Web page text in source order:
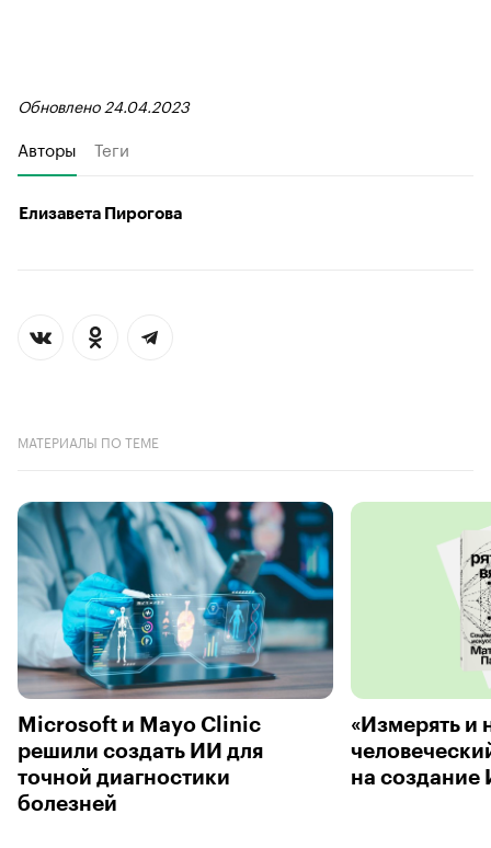
Обновлено 24.04.2023
Авторы Теги
Елизавета Пирогова
МАТЕРИАЛЫ ПО ТЕМЕ
Microsoft и Mayo Clinic
решили создать ИИ для
точной диагностики
болезней
«Измерять и
на создание